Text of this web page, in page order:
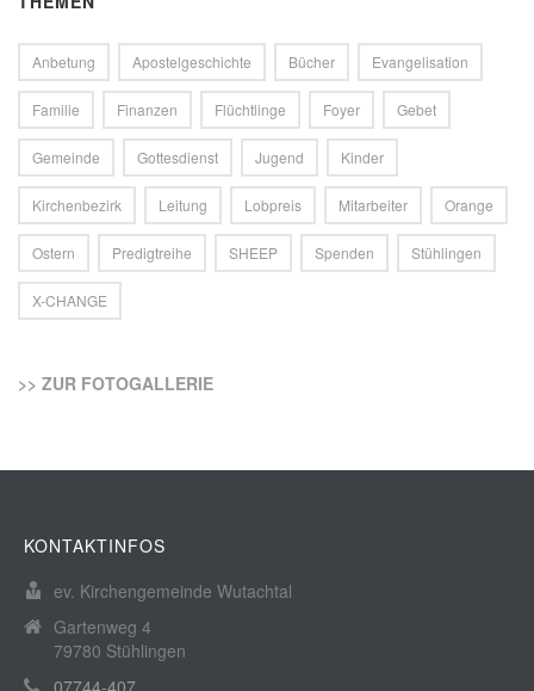
Anbetung Apostelgeschichte Bücher Evangelisation
Familie Finanzen Flüchtlinge Foyer Gebet
Gemeinde Gottesdienst Jugend Kinder
Kirchenbezirk Leitung Lobpreis Mitarbeiter Orange
Ostern Predigtreihe SHEEP Spenden Stühlingen
X-CHANGE
>> ZUR FOTOGALLERIE
KONTAKTINFOS
ev. Kirchengemeinde Wutachtal
Gartenweg 4
79780 Stühlingen